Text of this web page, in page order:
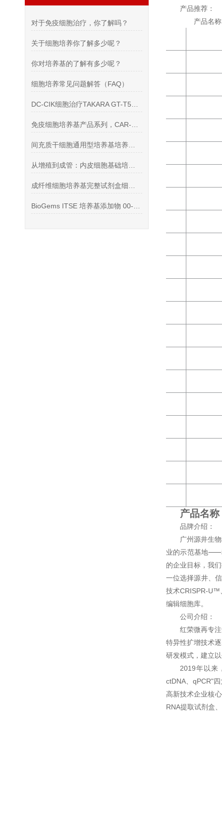
对于免疫细胞治疗，你了解吗？
关于细胞培养你了解多少呢？
你对培养基的了解有多少呢？
细胞培养常见问题解答（FAQ）
产品推荐：
产
产品名
品牌介绍：
广州源井生
业的示范基地⸺
的企业目标，我
一位选择源井、
技术CRISPR-U™
编辑细胞库。
公司介绍：
红荣微再专
特异性扩增技术
研发模式，建立
2019年以来
ctDNA、qPCR"
高新技术企业核
RNA提取试剂盒